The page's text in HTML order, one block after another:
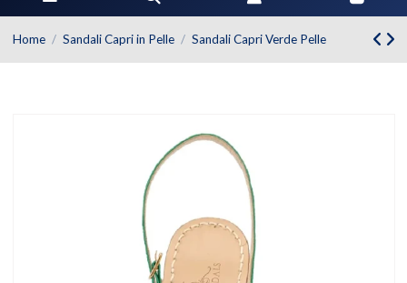
Home Sandali Capri in Pelle Sandali Capri Verde Pelle